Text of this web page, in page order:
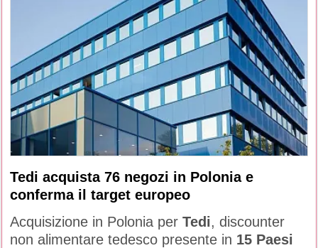
Tedi acquista 76 negozi in Polonia e
conferma il target europeo
Acquisizione in Polonia per Tedi, discounter
non alimentare tedesco presente in 15 Paesi